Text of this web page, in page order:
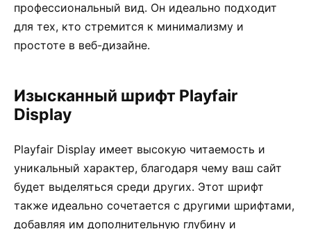
профессиональный вид. Он идеально подходит
для тех, кто стремится к минимализму и
простоте в веб-дизайне.
Изысканный шрифт Playfair
Display
Playfair Display имеет высокую читаемость и
уникальный характер, благодаря чему ваш сайт
будет выделяться среди других. Этот шрифт
также идеально сочетается с другими шрифтами,
добавляя им дополнительную глубину и